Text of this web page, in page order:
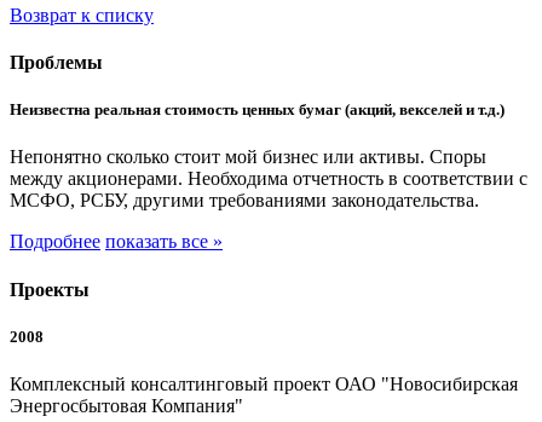
Возврат к списку
Проблемы
Неизвестна реальная стоимость ценных бумаг (акций, векселей и т.д.)
Непонятно сколько стоит мой бизнес или активы. Споры
между акционерами. Необходима отчетность в соответствии с
МСФО, РСБУ, другими требованиями законодательства.
Подробнее показать все »
Проекты
2008
Комплексный консалтинговый проект ОАО "Новосибирская
Энергосбытовая Компания"